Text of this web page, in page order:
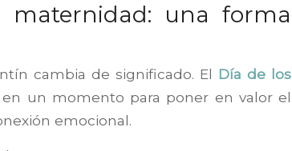
maternidad: una forma
cambia de significado. El Día de los
un momento para poner en valor el
emocional.